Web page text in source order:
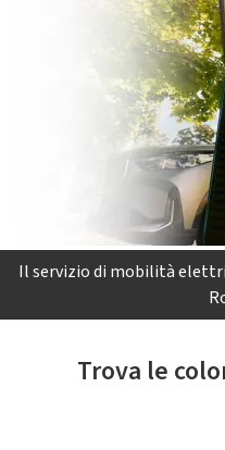
Il servizio di mobilità
Trova le